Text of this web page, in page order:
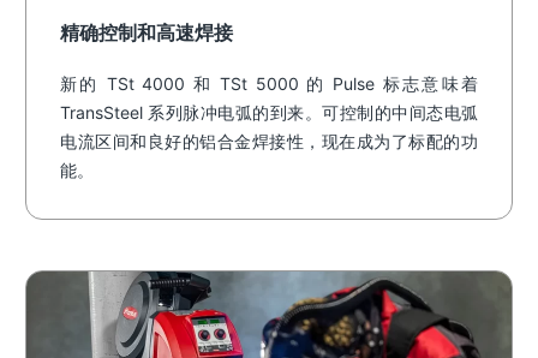
精确控制和高速焊接
新的 TSt 4000 和 TSt 5000 的 Pulse 标志意味着
TransSteel 系列脉冲电弧的到来。可控制的中间态电弧
电流区间和良好的铝合金焊接性，现在成为了标配的功
能。